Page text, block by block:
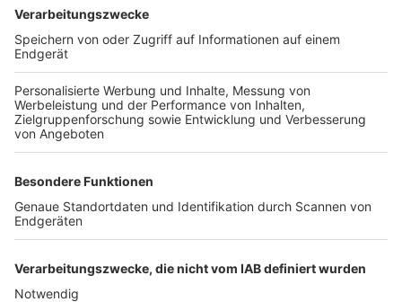
TOP-VEREINE
TOP-PARTNER